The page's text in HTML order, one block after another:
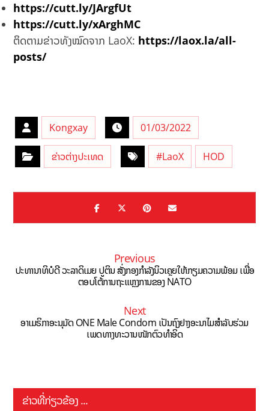
https://cutt.ly/JArgfUt
https://cutt.ly/xArghMC
ຕິດຕາມຂ່າວທັງໝົດຈາກ LaoX: https://laox.la/all-
posts/
Kongxay 01/03/2022
ຂ່າວຕ່າງປະເທດ #LaoX HOD
Previous
ປະທານາທິບໍດີ ວະລາດິເມຍ ປູຕິນ ສັ່ງກອງກຳລັງນິວເຄຼຍໃຫ້ກຽມຄວາມພ້ອມ ເພື່ອ
ຕອບໂຕ້ການຖະແຫຼງການຂອງ NATO
Next
ອາເມຣິກາອະນຸມັດ ONE Male Condom ເປັນຖົງຢາງອະນາໄມສຳລັບຮ່ວມ
ເພດທາງທະວານໜັກຕົວທຳອິດ
ຂ່າວທີ່ກ່ຽວຂ້ອງ ...